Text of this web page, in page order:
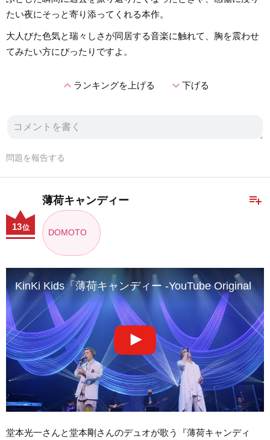
たい夜にそっと寄り添ってくれる本作。
大人びた色気と瑞々しさが同居する音楽に触れて、胸を震わせ
てみたい方にぴったりですよ。
expand_lessランキングを上げる expand_more下げる
問題を報告する
playlist_add
薄荷キャンディー
DOMOTO
13位
KinKi Kids「薄荷キャンディー -YouTube Original
堂本光一さんと堂本剛さんのデュオが歌う『薄荷キャンディ